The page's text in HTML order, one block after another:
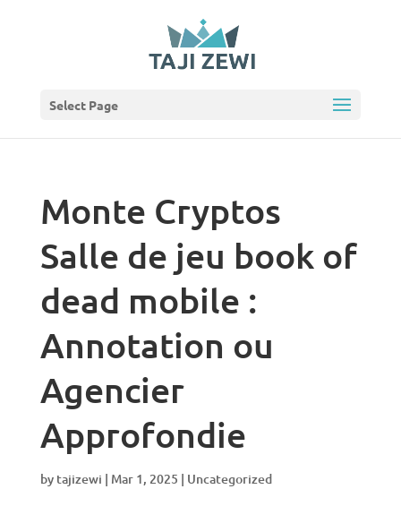
Select Page
Monte Cryptos
Salle de jeu book of
dead mobile :
Annotation ou
Agencier
Approfondie
by tajizewi | Mar 1, 2025 | Uncategorized